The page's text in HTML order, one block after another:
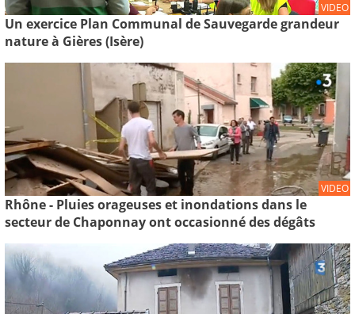
VIDEO
Un exercice Plan Communal de Sauvegarde grandeur
nature à Gières (Isère)
VIDEO
Rhône - Pluies orageuses et inondations dans le
secteur de Chaponnay ont occasionné des dégâts